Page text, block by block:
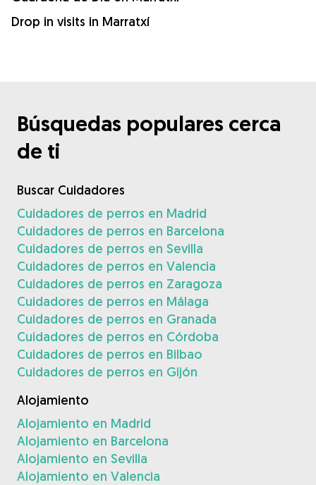
Drop in visits in Marratxí
Búsquedas populares cerca
de ti
Buscar Cuidadores
Cuidadores de perros en Madrid
Cuidadores de perros en Barcelona
Cuidadores de perros en Sevilla
Cuidadores de perros en Valencia
Cuidadores de perros en Zaragoza
Cuidadores de perros en Málaga
Cuidadores de perros en Granada
Cuidadores de perros en Córdoba
Cuidadores de perros en Bilbao
Cuidadores de perros en Gijón
Alojamiento
Alojamiento en Madrid
Alojamiento en Barcelona
Alojamiento en Sevilla
Alojamiento en Valencia